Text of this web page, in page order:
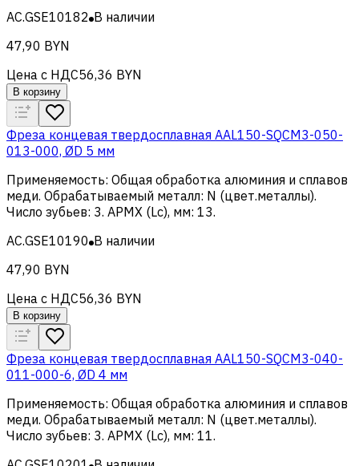
AC.GSE10182 В наличии
47,90 BYN
Цена с НДС56,36 BYN
В корзину
Фреза концевая твердосплавная AAL150-SQCM3-050-
013-000, ØD 5 мм
Применяемость: Общая обработка алюминия и сплавов
меди. Обрабатываемый металл: N (цвет.металлы).
Число зубьев: 3. APMX (Lc), мм: 13.
AC.GSE10190 В наличии
47,90 BYN
Цена с НДС56,36 BYN
В корзину
Фреза концевая твердосплавная AAL150-SQCM3-040-
011-000-6, ØD 4 мм
Применяемость: Общая обработка алюминия и сплавов
меди. Обрабатываемый металл: N (цвет.металлы).
Число зубьев: 3. APMX (Lc), мм: 11.